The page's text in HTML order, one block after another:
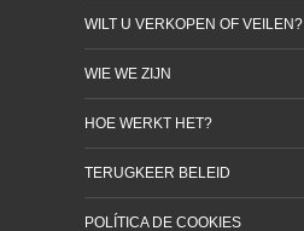
WILT U VERKOPEN OF VEILEN?
WIE WE ZIJN
HOE WERKT HET?
TERUGKEER BELEID
POLÍTICA DE COOKIES